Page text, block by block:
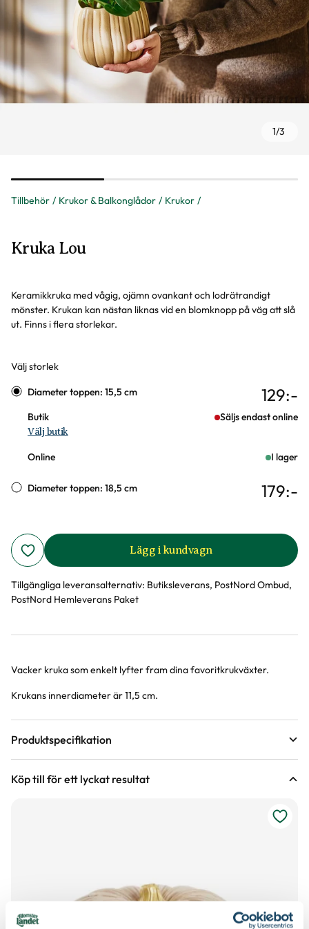
Tillbehör Krukor & Balkonglådor Krukor
1/3
Kruka Lou
Keramikkruka med vågig, ojämn ovankant och lodrätrandigt
mönster. Krukan kan nästan liknas vid en blomknopp på väg att slå
ut. Finns i flera storlekar.
Välj storlek
Varianter
Diameter toppen: 15,5 cm 129:-
Butik Säljs endast online
Välj butik
Online I lager
Diameter toppen: 18,5 cm 179:-
Lägg i kundvagn
Tillgängliga leveransalternativ: Butiksleverans, PostNord Ombud,
PostNord Hemleverans Paket
Produktinformation
Vacker kruka som enkelt lyfter fram dina favoritkrukväxter.
Krukans innerdiameter är 11,5 cm.
Produktspecifikation
Material Keramik
Art nr
Köp till för ett lyckat resultat